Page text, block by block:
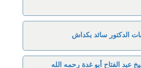
الدكتور سائد بكداش
عبد الفتاح أبو غدة رحمه الله